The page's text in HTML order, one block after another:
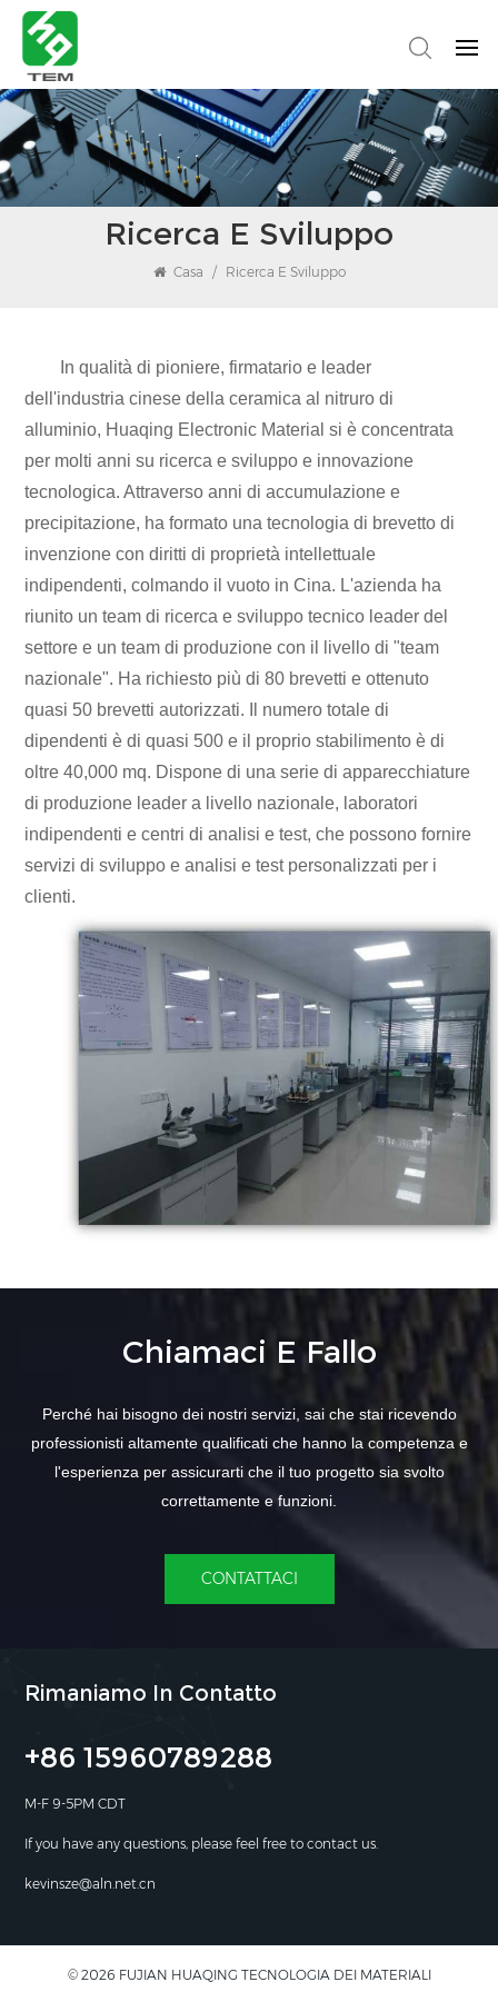
Ricerca E Sviluppo
Casa / Ricerca E Sviluppo
In qualità di pioniere, firmatario e leader
dell'industria cinese della ceramica al nitruro di
alluminio, Huaqing Electronic Material si è concentrata
per molti anni su ricerca e sviluppo e innovazione
tecnologica. Attraverso anni di accumulazione e
precipitazione, ha formato una tecnologia di brevetto di
invenzione con diritti di proprietà intellettuale
indipendenti, colmando il vuoto in Cina. L'azienda ha
riunito un team di ricerca e sviluppo tecnico leader del
settore e un team di produzione con il livello di "team
nazionale". Ha richiesto più di 80 brevetti e ottenuto
quasi 50 brevetti autorizzati. Il numero totale di
dipendenti è di quasi 500 e il proprio stabilimento è di
oltre 40,000 mq. Dispone di una serie di apparecchiature
di produzione leader a livello nazionale, laboratori
indipendenti e centri di analisi e test, che possono fornire
servizi di sviluppo e analisi e test personalizzati per i
clienti.
Chiamaci E Fallo
Perché hai bisogno dei nostri servizi, sai che stai ricevendo
professionisti altamente qualificati che hanno la competenza e
l'esperienza per assicurarti che il tuo progetto sia svolto
correttamente e funzioni.
CONTATTACI
Rimaniamo In Contatto
+86 15960789288
M-F 9-5PM CDT
If you have any questions, please feel free to contact us.
kevinsze@aln.net.cn
© 2026 FUJIAN HUAQING TECNOLOGIA DEI MATERIALI